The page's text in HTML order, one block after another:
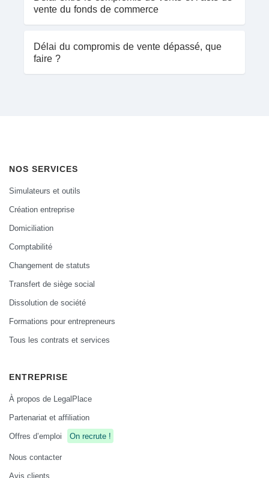
vente du fonds de commerce
Délai du compromis de vente dépassé, que
faire ?
NOS SERVICES
Simulateurs et outils
Création entreprise
Domiciliation
Comptabilité
Changement de statuts
Transfert de siège social
Dissolution de société
Formations pour entrepreneurs
Tous les contrats et services
ENTREPRISE
À propos de LegalPlace
Partenariat et affiliation
Offres d’emploi
On recrute !
Nous contacter
Avis clients